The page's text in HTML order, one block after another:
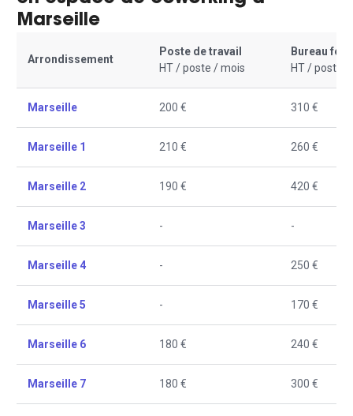
Marseille
Arrondissement
Poste de travail
HT / poste / mois
Bureau
HT / poste /
Marseille 200 € 310 €
Marseille 1 210 € 260 €
Marseille 2 190 € 420 €
Marseille 3 - -
Marseille 4 - 250 €
Marseille 5 - 170 €
Marseille 6 180 € 240 €
Marseille 7 180 € 300 €